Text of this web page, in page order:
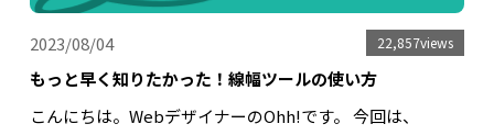
もっと早く知りたかった！線幅ツールの使い方
2023/08/04 22,857views
こんにちは。WebデザイナーのOhh!です。 今回は、